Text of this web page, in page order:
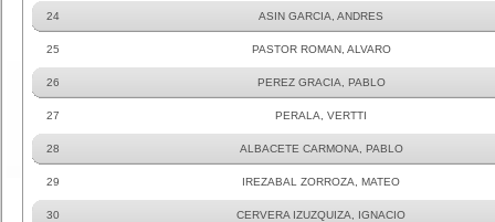
24 ASIN GARCIA, ANDRES
25 PASTOR ROMAN, ALVARO
26 PEREZ GRACIA, PABLO
27 PERALA, VERTTI
28 ALBACETE CARMONA, PABLO
29 IREZABAL ZORROZA, MATEO
30 CERVERA IZUZQUIZA, IGNACIO